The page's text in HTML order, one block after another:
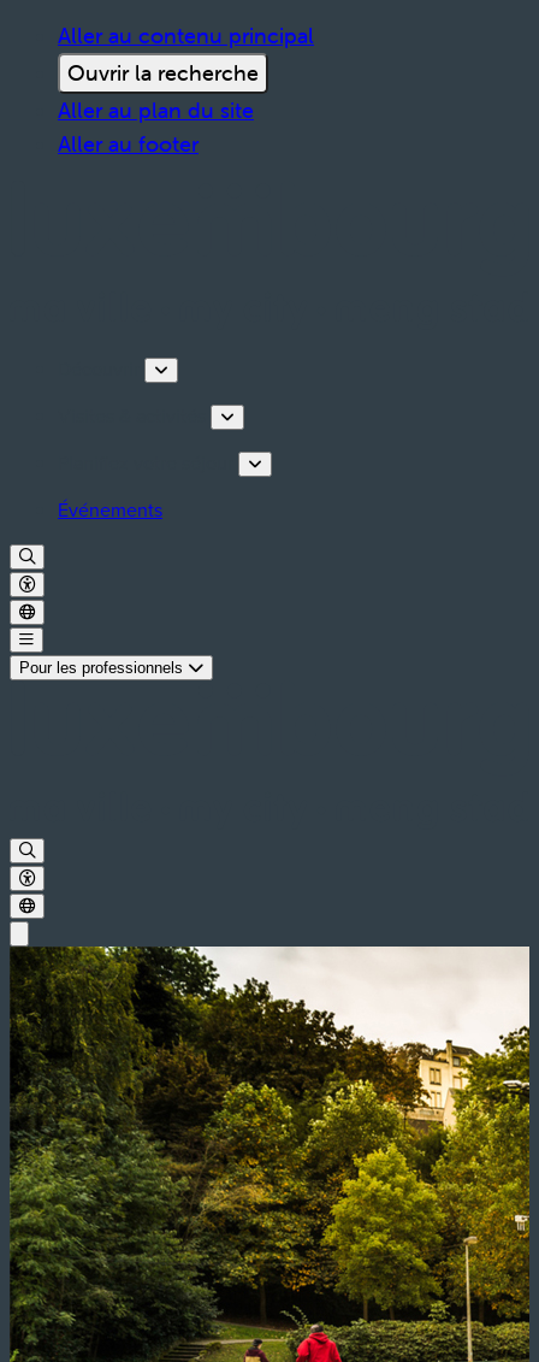
Aller au contenu principal
Ouvrir la recherche
Aller au plan du site
Aller au footer
Événements
Pour les professionnels